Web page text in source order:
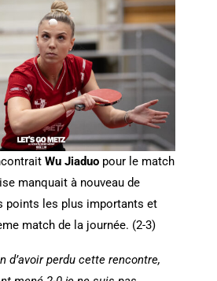
Wu Jiaduo pour le match
manquait à nouveau de
points les plus importants et
match de la journée. (2-3)
d’avoir perdu cette rencontre,